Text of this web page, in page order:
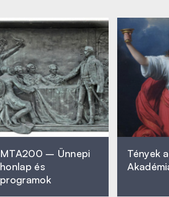
MTA200 – Ünnepi
honlap és
programok
Tények